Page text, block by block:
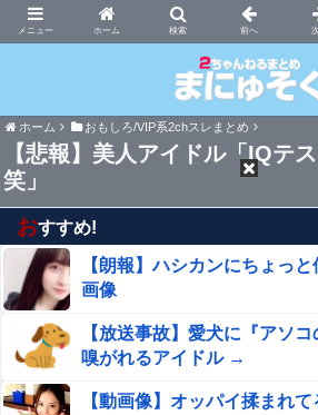
ホーム
まにゅそく 2chまとめニュー
ホーム おもしろ/VIP系2chスレまとめ
【悲報】美人アイドル「IQテ
笑」
おすすめ!
【朗報】ハシカンにちょっ
画像
【放送事故】愛犬に『アソ
嗅がれるアイドル →
【動画像】オッパイ揉まれ